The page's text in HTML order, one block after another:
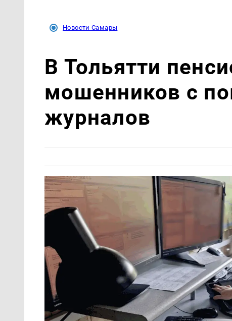
Новости Самары
В Тольятти
мошенников с
журналов